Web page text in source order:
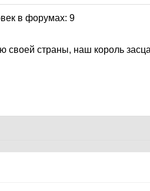
своей страны, наш король